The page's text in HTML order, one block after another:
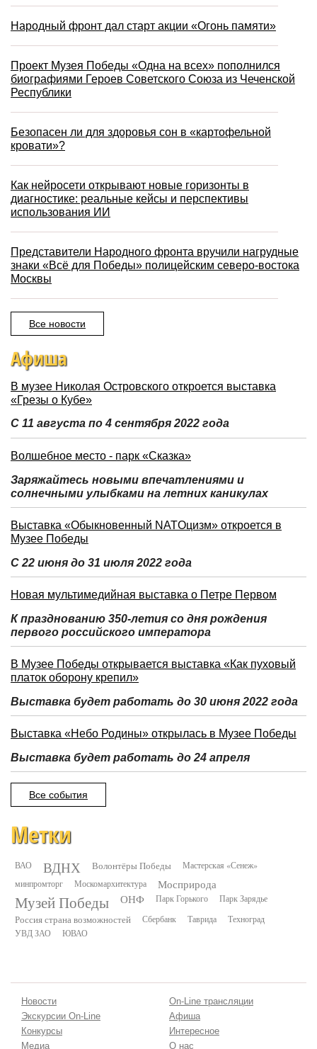
Народный фронт дал старт акции «Огонь памяти»
Проект Музея Победы «Одна на всех» пополнился
биографиями Героев Советского Союза из Чеченской
Республики
Безопасен ли для здоровья сон в «картофельной
кровати»?
Как нейросети открывают новые горизонты в
диагностике: реальные кейсы и перспективы
использования ИИ
Представители Народного фронта вручили нагрудные
знаки «Всё для Победы» полицейским северо-востока
Москвы
Все новости
Афиша
В музее Николая Островского откроется выставка
«Грезы о Кубе»
С 11 августа по 4 сентября 2022 года
Волшебное место - парк «Сказка»
Заряжайтесь новыми впечатлениями и
солнечными улыбками на летних каникулах
Выставка «Обыкновенный NATOцизм» откроется в
Музее Победы
С 22 июня до 31 июля 2022 года
Новая мультимедийная выставка о Петре Первом
К празднованию 350-летия со дня рождения
первого российского императора
В Музее Победы открывается выставка «Как пуховый
платок оборону крепил»
Выставка будет работать до 30 июня 2022 года
Выставка «Небо Родины» открылась в Музее Победы
Выставка будет работать до 24 апреля
Все события
Метки
ВАО ВДНХ Волонтёры Победы
Мастерская «Сенеж»
минпромторг
Москомархитектура Мосприрода
Музей Победы ОНФ Парк Горького Парк Зарядье
Россия страна возможностей Сбербанк Таврида
Техноград
УВД ЗАО
ЮВАО
Новости
On-Line трансляции
Экскурсии On-Line
Афиша
Конкурсы
Интересное
Медиа
О нас